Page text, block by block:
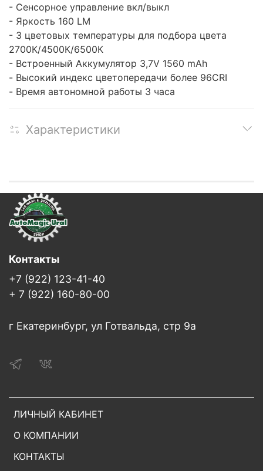
- Сенсорное управление вкл/выкл
- Яркость 160 LM
- 3 цветовых температуры для подбора цвета
2700К/4500К/6500К
- Встроенный Аккумулятор 3,7V 1560 mAh
- Высокий индекс цветопередачи более 96CRI
- Время автономной работы 3 часа
Характеристики
ЛИЧНЫЙ КАБИНЕТ
О КОМПАНИИ
КОНТАКТЫ
Контакты
+7 (922) 123-41-40
+ 7 (922) 160-80-00
г Екатеринбург, ул Готвальда, стр 9а